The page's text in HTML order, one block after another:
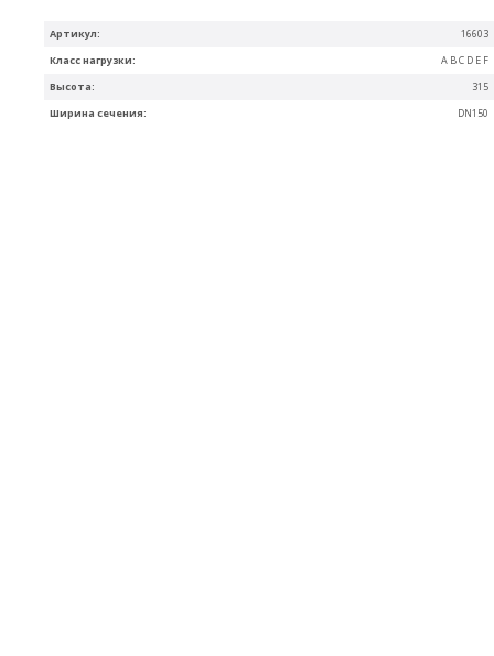
Артикул: 16603
Ширина сечения: DN150
Высота: 315
Класс нагрузки: A B C D E F